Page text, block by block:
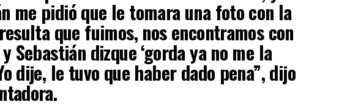
me pidió que le tomara una foto con la
que fuimos, nos encontramos con
Sebastián dizque ‘gorda ya no me la
dije, le tuvo que haber dado pena”, dijo